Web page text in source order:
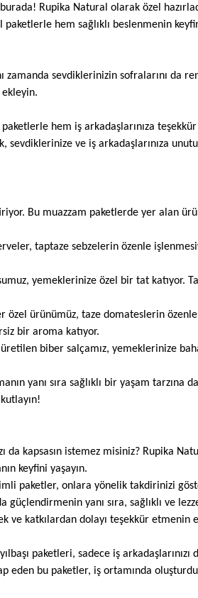
Rupika Natural olarak özel
hem sağlıklı beslenmenin
sevdiklerinizin sofralarını da
ekleyin.
hem iş arkadaşlarınıza
ve iş arkadaşlarınıza
Bu muazzam paketlerde yer alan
taptaze sebzelerin özenle
yemeklerinize özel bir tat katıyor.
özel ürünümüz, taze domateslerin
bir aroma katıyor.
biber salçamız, yemeklerinize
yanı sıra sağlıklı bir yaşam tarzına
kapsasın istemez misiniz? Rupika
keyfini yaşayın.
paketler, onlara yönelik takdirinizi
yanı sıra, sağlıklı ve
ve katkılardan dolayı teşekkür
paketleri, sadece iş
bu paketler, iş ortamında